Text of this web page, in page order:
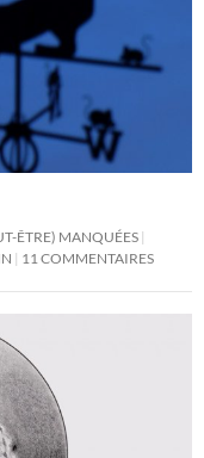
ÊTRE) MANQUÉES
11 COMMENTAIRES